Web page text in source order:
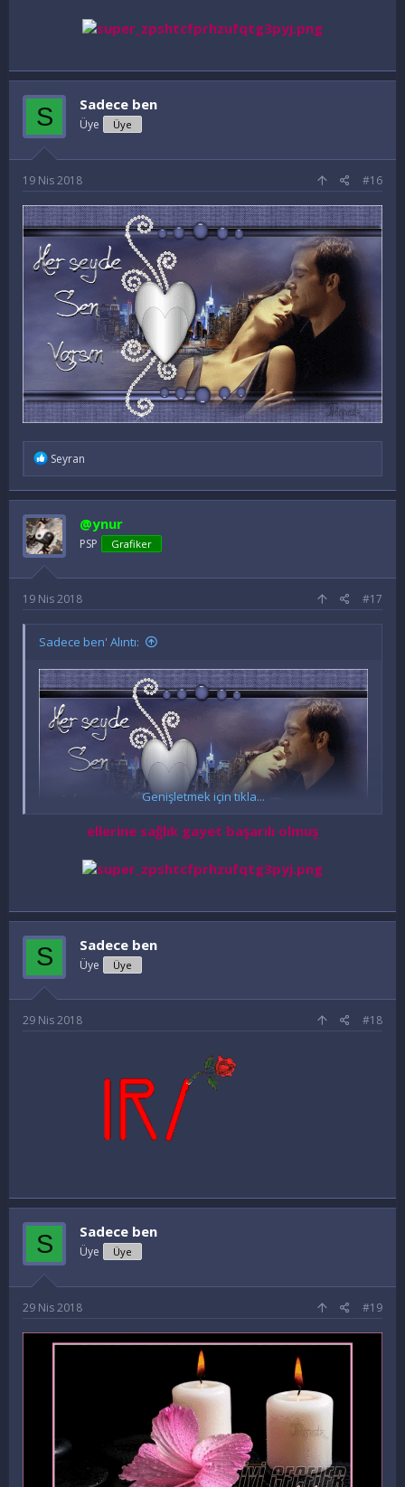
S Sadece ben
Üye Üye
19 Nis 2018 #16
İ
d
e
l
e
r
:
Seyran
@ynur
PSP Grafiker
19 Nis 2018 #17
Sadece ben' Alıntı:
Genişletmek için tıkla...
ellerine sağlık gayet başarılı olmuş
S Sadece ben
Üye Üye
29 Nis 2018 #18
S Sadece ben
Üye Üye
29 Nis 2018 #19